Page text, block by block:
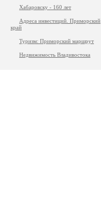
Хабаровску - 160 лет
Адреса инвестиций. Приморский
край
Туризм: Приморский маршрут
Недвижимость Владивостока